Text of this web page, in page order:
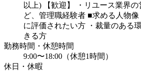
以上)
【歓迎】
・リユース業界
ど、管理職経験者 ■求める人物像
に評価されたい方
・裁量のある
きる方
勤務時間・休憩時間
9:00〜18:00（休憩1時間）
休日・休暇